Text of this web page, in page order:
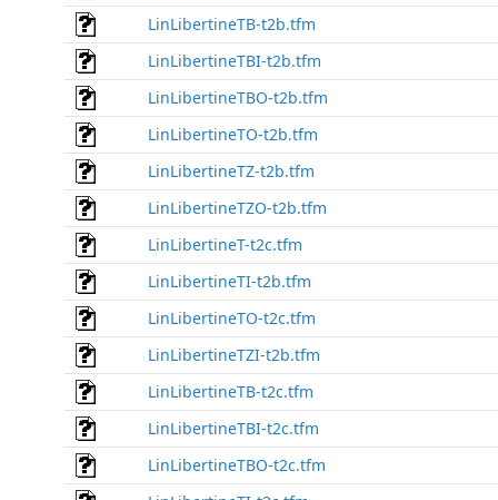
LinLibertineTB-t2b.tfm
LinLibertineTBI-t2b.tfm
LinLibertineTBO-t2b.tfm
LinLibertineTO-t2b.tfm
LinLibertineTZ-t2b.tfm
LinLibertineTZO-t2b.tfm
LinLibertineT-t2c.tfm
LinLibertineTI-t2b.tfm
LinLibertineTO-t2c.tfm
LinLibertineTZI-t2b.tfm
LinLibertineTB-t2c.tfm
LinLibertineTBI-t2c.tfm
LinLibertineTBO-t2c.tfm